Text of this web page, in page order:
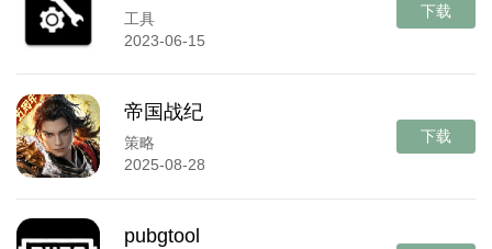
工具
2023-06-15
下载
帝国战纪
策略
2025-08-28
下载
pubgtool